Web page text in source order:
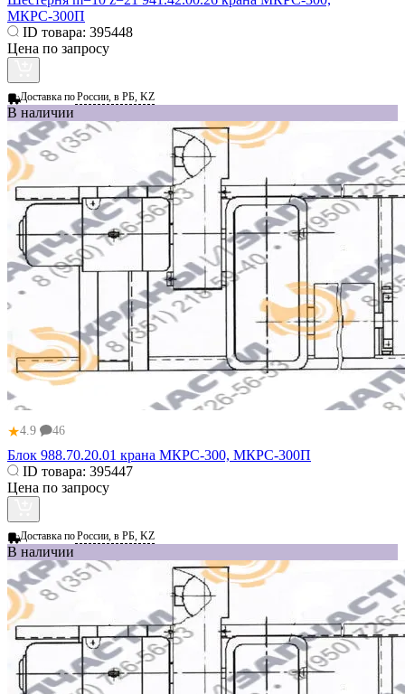
МКРС-300П
ID товара: 395448
Цена по запросу
Доставка поРоссии, в РБ, KZ
В наличии
★4.9 46
Блок 988.70.20.01 крана МКРС-300, МКРС-300П
ID товара: 395447
Цена по запросу
Доставка поРоссии, в РБ, KZ
В наличии